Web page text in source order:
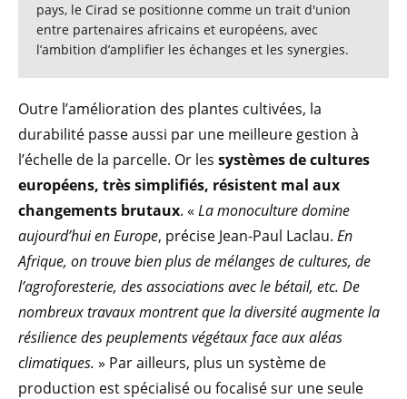
pays, le Cirad se positionne comme un trait d'union
entre partenaires africains et européens, avec
l’ambition d’amplifier les échanges et les synergies.
Outre l’amélioration des plantes cultivées, la
durabilité passe aussi par une meilleure gestion à
l’échelle de la parcelle. Or les systèmes de cultures
européens, très simplifiés, résistent mal aux
changements brutaux. « La monoculture domine
aujourd’hui en Europe, précise Jean-Paul Laclau. En
Afrique, on trouve bien plus de mélanges de cultures, de
l’agroforesterie, des associations avec le bétail, etc. De
nombreux travaux montrent que la diversité augmente la
résilience des peuplements végétaux face aux aléas
climatiques. » Par ailleurs, plus un système de
production est spécialisé ou focalisé sur une seule